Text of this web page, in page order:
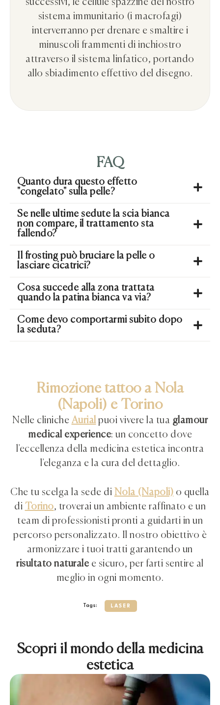
successivi, le cellule spazzine del nostro
sistema immunitario (i macrofagi)
interverranno per drenare e smaltire i
minuscoli frammenti di inchiostro
attraverso il sistema linfatico, portando
allo sbiadimento effettivo del disegno.
FAQ
Quanto dura questo effetto
"congelato" sulla pelle?
Se nelle ultime sedute la scia bianca
non compare, il trattamento sta
fallendo?
Il frosting può bruciare la pelle o
lasciare cicatrici?
Cosa succede alla zona trattata
quando la patina bianca va via?
Come devo comportarmi subito dopo
la seduta?
Rimozione tattoo a Nola
(Napoli) e Torino
Nelle cliniche Aurial puoi vivere la tua glamour
medical experience: un concetto dove
l’eccellenza della medicina estetica incontra
l’eleganza e la cura del dettaglio.
Che tu scelga la sede di Nola (Napoli) o quella
di Torino, troverai un ambiente raffinato e un
team di professionisti pronti a guidarti in un
percorso personalizzato. Il nostro obiettivo è
armonizzare i tuoi tratti garantendo un
risultato naturale e sicuro, per farti sentire al
meglio in ogni momento.
Tags: LASER
Scopri il mondo della medicina
estetica